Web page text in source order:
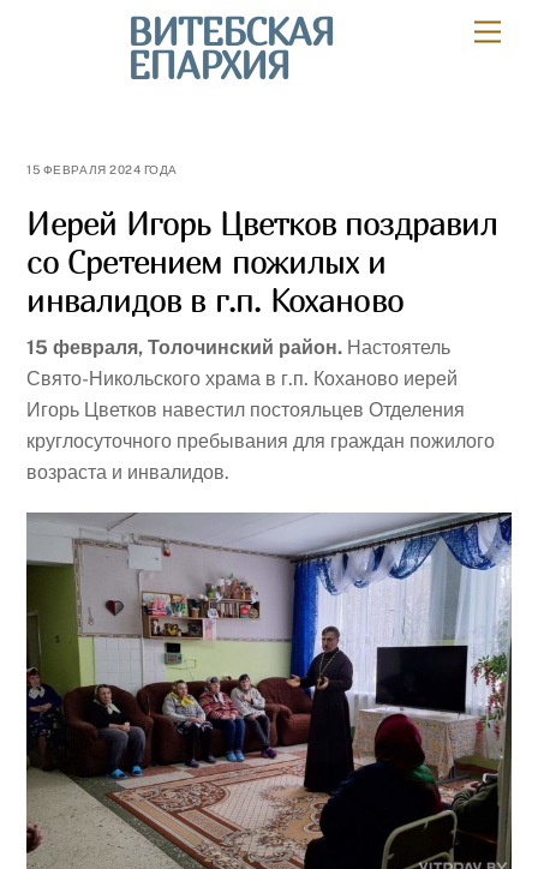
ВИТЕБСКАЯ
ЕПАРХИЯ
15 ФЕВРАЛЯ 2024 ГОДА
Иерей Игорь Цветков поздравил
со Сретением пожилых и
инвалидов в г.п. Коханово
15 февраля, Толочинский район. Настоятель
Свято-Никольского храма в г.п. Коханово иерей
Игорь Цветков навестил постояльцев Отделения
круглосуточного пребывания для граждан пожилого
возраста и инвалидов.